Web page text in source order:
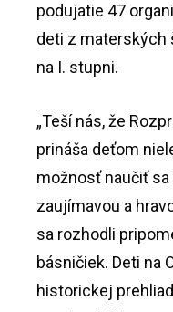
podujatie 47
deti z materských
na I. stupni.
„Teší nás, že
prináša deťom
možnosť naučiť
zaujímavou a
sa rozhodli
básničiek. Deti na
historickej